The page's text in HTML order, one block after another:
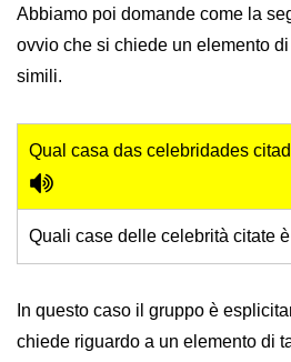
Abbiamo poi domande come la
ovvio che si chiede un elemento
simili.
Qual casa das celebridades
Quali case delle celebrità citate
In questo caso il gruppo è
chiede riguardo a un elemento di